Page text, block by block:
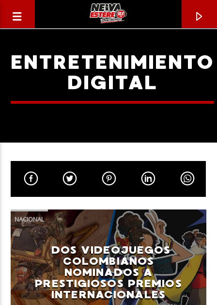
CANCIÓN ACTUAL
TÍTULO
ARTISTA
Neiva Estereo
ENTRETENIMIENTO
DIGITAL
NACIONAL
DOS VIDEOJUEGOS
COLOMBIANOS
NOMINADOS A
PRESTIGIOSOS PREMIOS
INTERNACIONALES